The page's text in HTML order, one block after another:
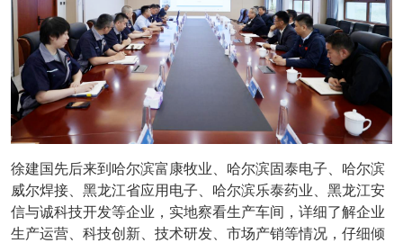
徐建国先后来到哈尔滨富康牧业、哈尔滨固泰电子、哈尔滨
威尔焊接、黑龙江省应用电子、哈尔滨乐泰药业、黑龙江安
信与诚科技开发等企业，实地察看生产车间，详细了解企业
生产运营、科技创新、技术研发、市场产销等情况，仔细倾